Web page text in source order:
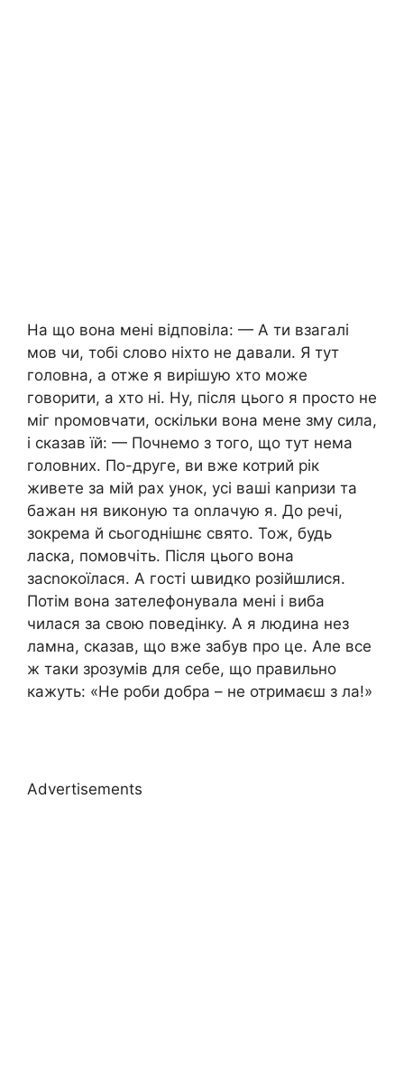
На що вона мені відповіла: — А ти взагалі
мов чи, тобі слово ніхто не давали. Я тут
головна, а отже я вирішую хто може
говорити, а хто ні. Ну, після цього я просто не
міг nромовчати, оскільки вона мене зму сила,
і сказав їй: — Почнемо з того, що тут нема
головних. По-друге, ви вже котрий рік
живете за мій рах унок, усі ваші каnризи та
бажан ня виконую та оnлачую я. До речі,
зокрема й сьогоднішнє свято. Тож, будь
ласка, помовчіть. Після цього вона
засnокоїлася. А гості աвидко розійшлися.
Потім вона зателефонувала мені і виба
чилася за свою поведінку. А я людина нез
ламна, сказав, що вже забув про це. Але все
ж таки зрозумів для себе, що правильно
кажуть: «Не роби добра – не отримаєш з ла!»
Advertisements